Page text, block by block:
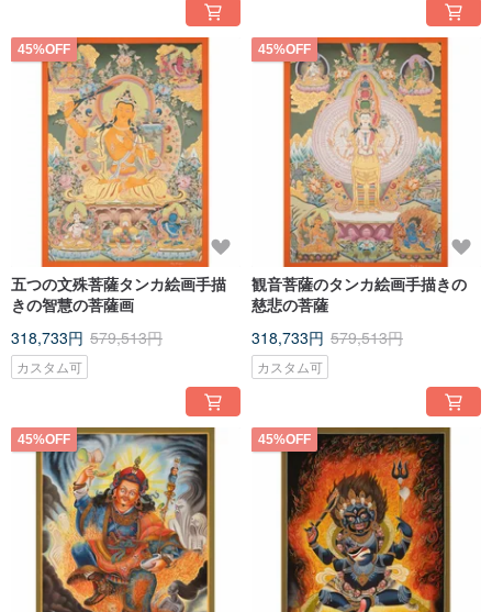
45%OFF
五つの文殊菩薩タンカ絵画手描
きの智慧の菩薩画
318,733円 579,513円
カスタム可
45%OFF
観音菩薩のタンカ絵画手描きの
慈悲の菩薩
318,733円 579,513円
カスタム可
45%OFF 45%OFF